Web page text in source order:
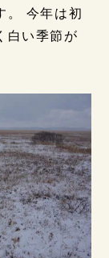
。 今年は初
白い季節が